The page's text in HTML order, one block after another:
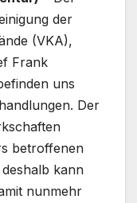
der
(VKA),
Frank
uns
Der
betroffenen
kann
nunmehr